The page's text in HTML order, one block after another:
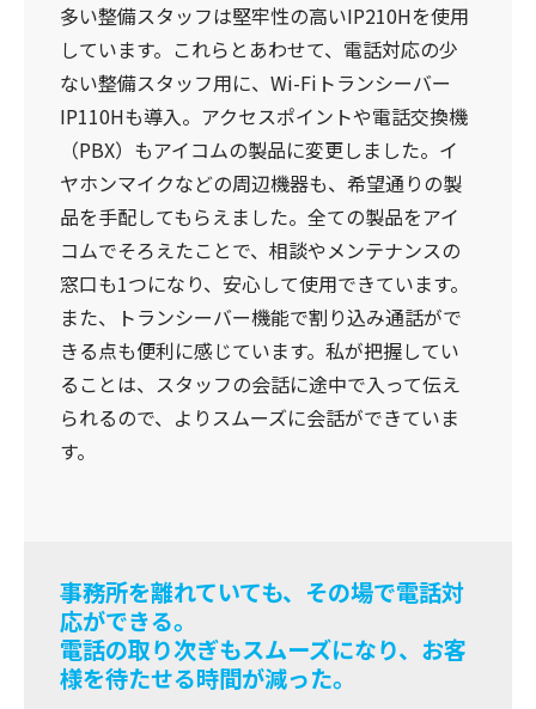
多い整備スタッフは堅牢性の高いIP210Hを使用
しています。これらとあわせて、電話対応の少
ない整備スタッフ用に、Wi-Fiトランシーバー
IP110Hも導入。アクセスポイントや電話交換機
（PBX）もアイコムの製品に変更しました。イ
ヤホンマイクなどの周辺機器も、希望通りの製
品を手配してもらえました。全ての製品をアイ
コムでそろえたことで、相談やメンテナンスの
窓口も1つになり、安心して使用できています。
また、トランシーバー機能で割り込み通話がで
きる点も便利に感じています。私が把握してい
ることは、スタッフの会話に途中で入って伝え
られるので、よりスムーズに会話ができていま
す。
事務所を離れていても、その場で電話対
応ができる。
電話の取り次ぎもスムーズになり、お客
様を待たせる時間が減った。